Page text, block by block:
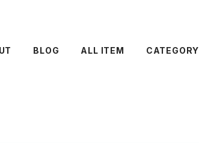
BLOG ALL ITEM CATEGORY